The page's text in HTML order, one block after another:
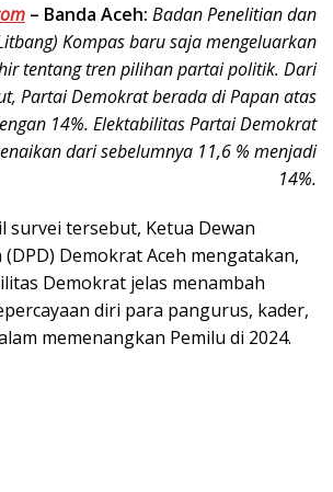
– Banda Aceh: Badan Penelitian dan
Kompas baru saja mengeluarkan
tentang tren pilihan partai politik. Dari
Partai Demokrat berada di Papan atas
14%. Elektabilitas Partai Demokrat
dari sebelumnya 11,6 % menjadi
14%.
survei tersebut, Ketua Dewan
Demokrat Aceh mengatakan,
Demokrat jelas menambah
diri para pangurus, kader,
memenangkan Pemilu di 2024.